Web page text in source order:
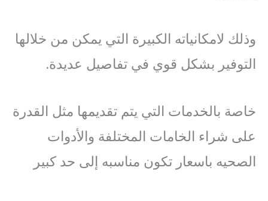
وذلك لامكانياته الكبيرة التي يمكن من خلالها
التوفير بشكل قوي في تفاصيل عديدة.
خاصة بالخدمات التي يتم تقديمها مثل القدرة
على شراء الخامات المختلفة والأدوات
الصحيه باسعار تكون مناسبه إلى حد كبير